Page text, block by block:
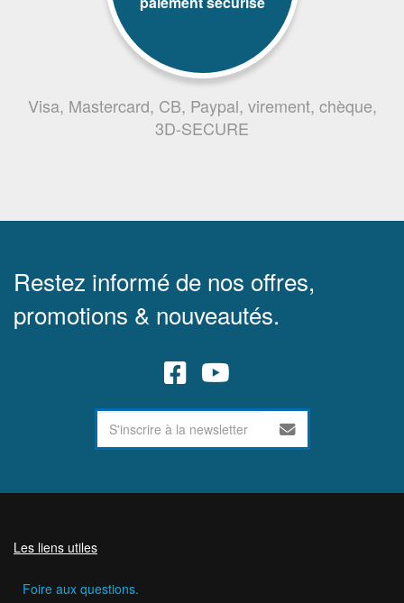
Visa, Mastercard, CB, Paypal, virement, chèque,
3D-SECURE
Restez informé de nos offres,
promotions & nouveautés.
Les liens utiles
Foire aux questions.